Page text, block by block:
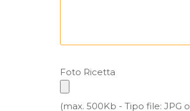
Foto Ricetta
(max. 500Kb - Tipo file: JPG o